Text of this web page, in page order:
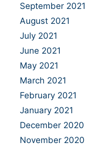
September 2021
August 2021
July 2021
June 2021
May 2021
March 2021
February 2021
January 2021
December 2020
November 2020